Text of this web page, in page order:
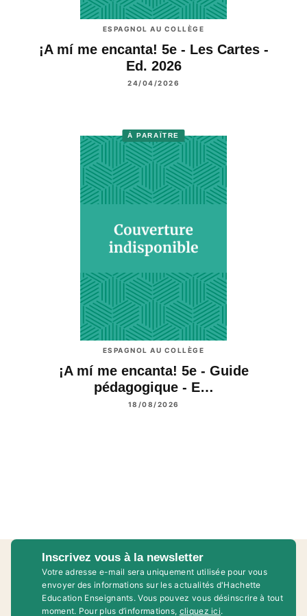
ESPAGNOL AU COLLÈGE
¡A mí me encanta! 5e - Les Cartes -
Ed. 2026
24/04/2026
À PARAÎTRE
ESPAGNOL AU COLLÈGE
¡A mí me encanta! 5e - Guide
pédagogique - E…
18/08/2026
Inscrivez vous à la newsletter
Votre adresse e-mail sera uniquement utilisée pour vous
envoyer des informations sur les actualités d'Hachette
Education Enseignants. Vous pouvez vous désinscrire à tout
moment. Pour plus d’informations, cliquez ici.